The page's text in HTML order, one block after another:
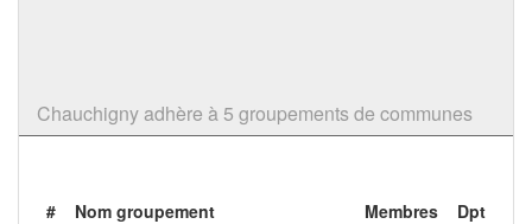
Chauchigny adhère à 5 groupements de communes
# Nom groupement Membres
Dpt